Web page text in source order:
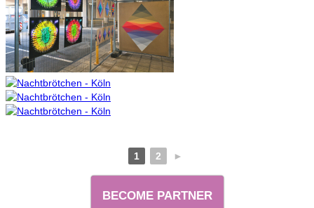
1 2 ►
BECOME PARTNER